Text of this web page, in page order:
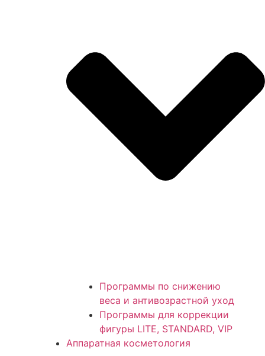
Программы по снижению
веса и антивозрастной уход
Программы для коррекции
фигуры LITE, STANDARD, VIP
Аппаратная косметология